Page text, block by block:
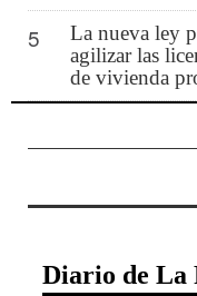
5
La nueva ley
agilizar las
de vivienda
Diario de La